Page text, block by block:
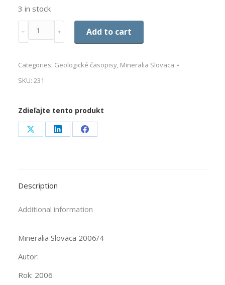
3 in stock
Quantity
﹣ ﹢ Add to cart
Categories: Geologické časopisy, Mineralia Slovaca
SKU: 231
Zdieľajte tento produkt
Share
X
Share
LinkedIn
Share
Facebook
Description
Additional information
Mineralia Slovaca 2006/4
Autor:
Rok: 2006